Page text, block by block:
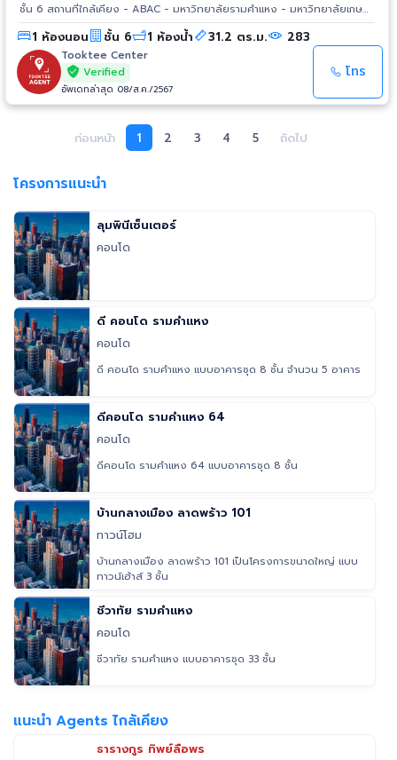
ชั้น 6 สถานที่ใกล้เคียง - ABAC - มหาวิทยาลัยรามคำแหง - มหาวิทยาลัยเกษม
บัณฑิต - ราชมังคลากีฬาสถาน - โรงพยาบาลรามคำแหง - The Nine - ห้าง
สรรพสินค้าเดอะมอลล์ รามคำแหง
1 ห้องนอน ชั้น 6 1 ห้องน้ำ 31.2 ตร.ม. 283
Tooktee Center
Verified
อัพเดทล่าสุด 08/ส.ค./2567
โทร
ก่อนหน้า 1 2 3 4 5 ถัดไป
โครงการแนะนำ
ลุมพินีเซ็นเตอร์
คอนโด
ดี คอนโด รามคำแหง
คอนโด
ดี คอนโด รามคำแหง แบบอาคารชุด 8 ชั้น จำนวน 5 อาคาร
ดีคอนโด รามคำแหง 64
คอนโด
ดีคอนโด รามคำแหง 64 แบบอาคารชุด 8 ชั้น
บ้านกลางเมือง ลาดพร้าว 101
ทาวน์โฮม
บ้านกลางเมือง ลาดพร้าว 101 เป็นโครงการขนาดใหญ่ แบบ
ทาวน์เฮ้าส์ 3 ชั้น
ชีวาทัย รามคำแหง
คอนโด
ชีวาทัย รามคำแหง แบบอาคารชุด 33 ชั้น
แนะนำ Agents ไกล้เคียง
ธารางกูร ทิพย์ลือพร